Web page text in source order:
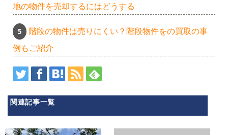
地の物件を売却するにはどうする
階段の物件は売りにくい？階段物件をの買取の事
例もご紹介
関連記事一覧